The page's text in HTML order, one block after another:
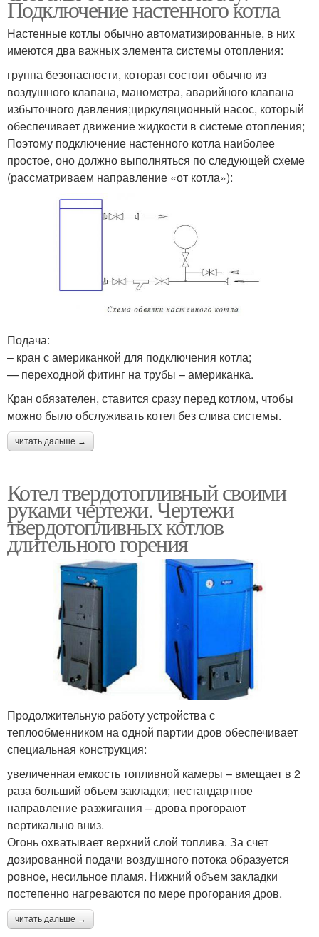
Подключение настенного котла
Настенные котлы обычно автоматизированные, в них
имеются два важных элемента системы отопления:
группа безопасности, которая состоит обычно из
воздушного клапана, манометра, аварийного клапана
избыточного давления;циркуляционный насос, который
обеспечивает движение жидкости в системе отопления;
Поэтому подключение настенного котла наиболее
простое, оно должно выполняться по следующей схеме
(рассматриваем направление «от котла»):
Подача:
– кран с американкой для подключения котла;
— переходной фитинг на трубы – американка.
Кран обязателен, ставится сразу перед котлом, чтобы
можно было обслуживать котел без слива системы.
читать дальше →
Котел твердотопливный своими
руками чертежи. Чертежи
твердотопливных котлов
длительного горения
Продолжительную работу устройства с
теплообменником на одной партии дров обеспечивает
специальная конструкция:
увеличенная емкость топливной камеры – вмещает в 2
раза больший объем закладки; нестандартное
направление разжигания – дрова прогорают
вертикально вниз.
Огонь охватывает верхний слой топлива. За счет
дозированной подачи воздушного потока образуется
ровное, несильное пламя. Нижний объем закладки
постепенно нагреваются по мере прогорания дров.
читать дальше →